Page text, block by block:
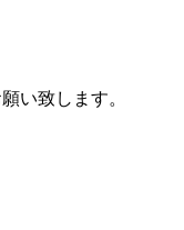
い致します。